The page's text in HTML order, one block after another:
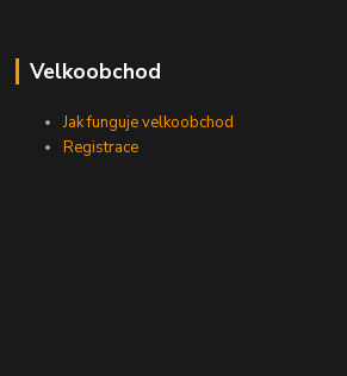
Velkoobchod
Jak funguje velkoobchod
Registrace